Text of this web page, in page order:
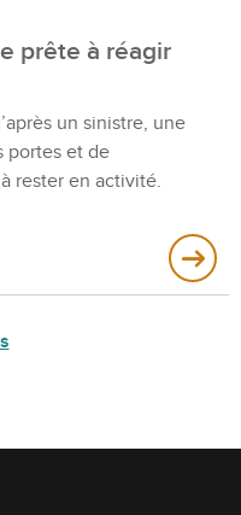
prête à réagir
un sinistre, une
portes et de
rester en activité.